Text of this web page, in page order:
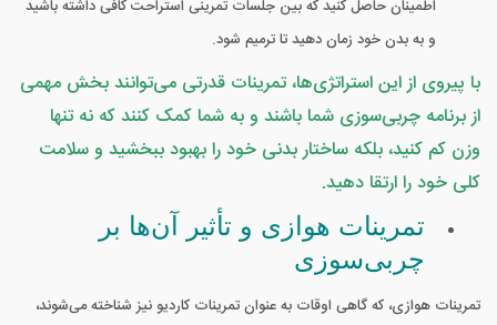
اطمینان حاصل کنید که بین جلسات تمرینی استراحت کافی داشته باشید
و به بدن خود زمان دهید تا ترمیم شود.
با پیروی از این استراتژی‌ها، تمرینات قدرتی می‌توانند بخش مهمی
از برنامه چربی‌سوزی شما باشند و به شما کمک کنند که نه تنها
وزن کم کنید، بلکه ساختار بدنی خود را بهبود ببخشید و سلامت
کلی خود را ارتقا دهید.
تمرینات هوازی و تأثیر آن‌ها بر
چربی‌سوزی
تمرینات هوازی، که گاهی اوقات به عنوان تمرینات کاردیو نیز شناخته می‌شوند،